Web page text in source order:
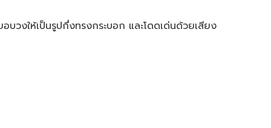
วงให้เป็นรูปกึ่งทรงกระบอก และโดดเด่นด้วยเสียง